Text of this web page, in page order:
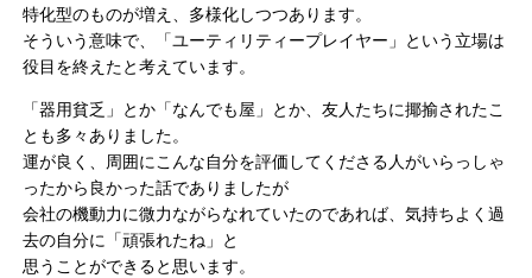
特化型のものが増え、多様化しつつあります。
そういう意味で、「ユーティリティープレイヤー」という立場は
役目を終えたと考えています。
「器用貧乏」とか「なんでも屋」とか、友人たちに揶揄されたこ
とも多々ありました。
運が良く、周囲にこんな自分を評価してくださる人がいらっしゃ
ったから良かった話でありましたが
会社の機動力に微力ながらなれていたのであれば、気持ちよく過
去の自分に「頑張れたね」と
思うことができると思います。